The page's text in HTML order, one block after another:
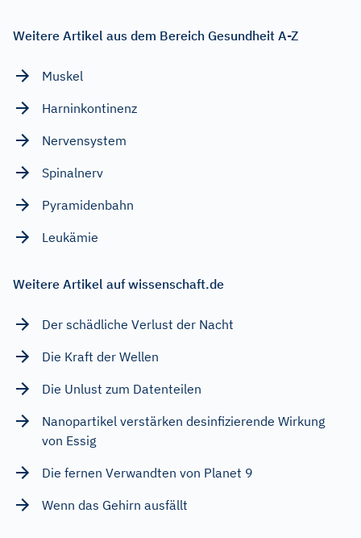
Weitere Artikel aus dem Bereich Gesundheit A-Z
Muskel
Harninkontinenz
Nervensystem
Spinalnerv
Pyramidenbahn
Leukämie
Weitere Artikel auf wissenschaft.de
Der schädliche Verlust der Nacht
Die Kraft der Wellen
Die Unlust zum Datenteilen
Nanopartikel verstärken desinfizierende Wirkung
von Essig
Die fernen Verwandten von Planet 9
Wenn das Gehirn ausfällt